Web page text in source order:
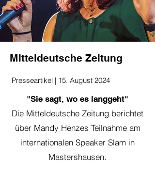
Mitteldeutsche Zeitung
Presseartikel | 15. August 2024
"Sie sagt, wo es langgeht"
Die Mitteldeutsche Zeitung berichtet
über Mandy Henzes Teilnahme am
internationalen Speaker Slam in
Mastershausen.